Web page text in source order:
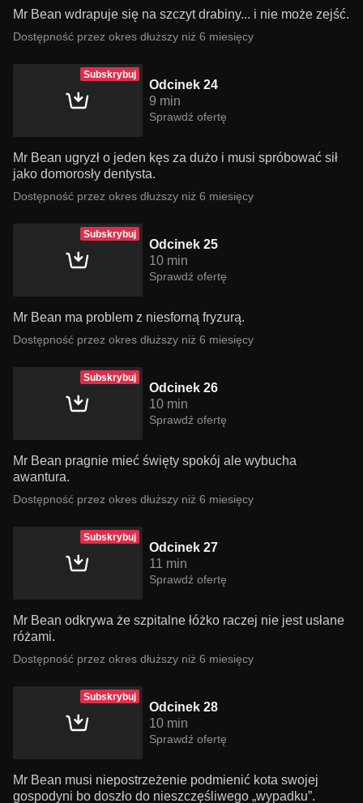
Mr Bean wdrapuje się na szczyt drabiny... i nie może zejść.
Dostępność przez okres dłuższy niż 6 miesięcy
Subskrybuj
Odcinek 24
9 min
Sprawdź ofertę
Mr Bean ugryzł o jeden kęs za dużo i musi spróbować sił
jako domorosły dentysta.
Dostępność przez okres dłuższy niż 6 miesięcy
Subskrybuj
Odcinek 25
10 min
Sprawdź ofertę
Mr Bean ma problem z niesforną fryzurą.
Dostępność przez okres dłuższy niż 6 miesięcy
Subskrybuj
Odcinek 26
10 min
Sprawdź ofertę
Mr Bean pragnie mieć święty spokój ale wybucha
awantura.
Dostępność przez okres dłuższy niż 6 miesięcy
Subskrybuj
Odcinek 27
11 min
Sprawdź ofertę
Mr Bean odkrywa że szpitalne łóżko raczej nie jest usłane
różami.
Dostępność przez okres dłuższy niż 6 miesięcy
Subskrybuj
Odcinek 28
10 min
Sprawdź ofertę
Mr Bean musi niepostrzeżenie podmienić kota swojej
gospodyni bo doszło do nieszczęśliwego „wypadku”.